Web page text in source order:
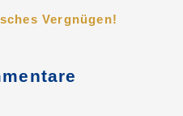
Vergnügen!